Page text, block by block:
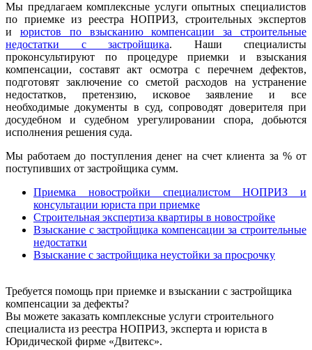
Мы предлагаем комплексные услуги опытных специалистов
по приемке из реестра НОПРИЗ, строительных экспертов
и юристов по взысканию компенсации за строительные
недостатки с застройщика. Наши специалисты
проконсультируют по процедуре приемки и взыскания
компенсации, составят акт осмотра с перечнем дефектов,
подготовят заключение со сметой расходов на устранение
недостатков, претензию, исковое заявление и все
необходимые документы в суд, сопроводят доверителя при
досудебном и судебном урегулировании спора, добьются
исполнения решения суда.
Мы работаем до поступления денег на счет клиента за % от
поступивших от застройщика сумм.
Приемка новостройки специалистом НОПРИЗ и
консультации юриста при приемке
Строительная экспертиза квартиры в новостройке
Взыскание с застройщика компенсации за строительные
недостатки
Взыскание с застройщика неустойки за просрочку
Требуется помощь при приемке и взыскании с застройщика
компенсации за дефекты?
Вы можете заказать комплексные услуги строительного
специалиста из реестра НОПРИЗ, эксперта и юриста в
Юридической фирме «Двитекс».